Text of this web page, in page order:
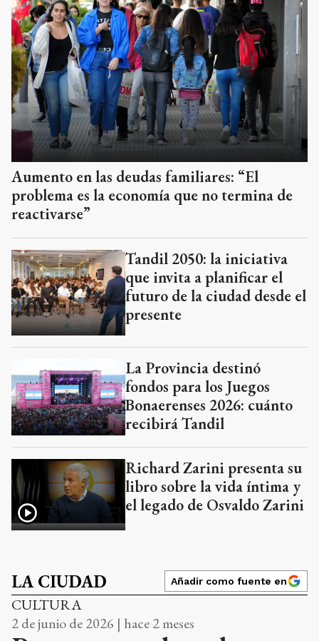
Aumento en las deudas familiares: “El
problema es la economía que no termina de
reactivarse”
Tandil 2050: la iniciativa
que invita a planificar el
futuro de la ciudad desde el
presente
La Provincia destinó
fondos para los Juegos
Bonaerenses 2026: cuánto
recibirá Tandil
Richard Zarini presenta su
libro sobre la vida íntima y
el legado de Osvaldo Zarini
LA CIUDAD Añadir como fuente en
CULTURA
2 de junio de 2026 | hace 2 meses